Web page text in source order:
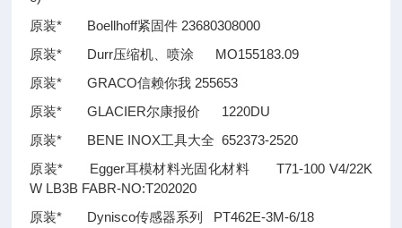
原装* Boellhoff紧固件 23680308000
原装* Durr压缩机、喷涂 MO155183.09
原装* GRACO信赖你我 255653
原装* GLACIER尔康报价 1220DU
原装* BENE INOX工具大全 652373-2520
原装* Egger耳模材料光固化材料 T71-100 V4/22K
W LB3B FABR-NO:T202020
原装* Dynisco传感器系列 PT462E-3M-6/18